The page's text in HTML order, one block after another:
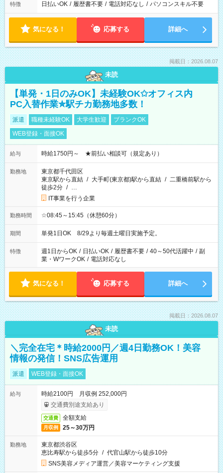
特徴 日払いOK / 履歴書不要 / 電話対応なし / パソコンスキル不要
気になる！ 応募する 詳細へ
掲載日：2026.08.07
未読
【単発・1日のみOK】未経験OK✩オフィス内
PC入替作業✮駅チカ勤務地多数！
派遣 職種未経験OK 大学生歓迎
ブランクOK
WEB登録・面接OK
給与 時給1750円～ ★前払い相談可（規定あり）
勤務地
東京都千代田区
東京駅から直結 / 大手町(東京都)駅から直結 / 二重橋前駅から
徒歩2分 / …
IT事業を行う企業
勤務時間 ☆08:45～15:45（休憩60分）
期間 単発1日OK 8/29より毎週土曜日実施予定。
特徴 週1日からOK / 日払いOK / 履歴書不要 / 40～50代活躍中 / 副
業・WワークOK / 電話対応なし
気になる！ 応募する 詳細へ
掲載日：2026.08.07
未読
＼完全在宅＊時給2000円／週4日勤務OK！美容
情報の発信！SNS広告運用
派遣 WEB登録・面接OK
給与
時給2100円 月収例 252,000円
交通費別途支給あり
交通費 全額支給
月収例 25～30万円
勤務地
東京都渋谷区
恵比寿駅から徒歩5分 / 代官山駅から徒歩10分
SNS美容メディア運営／美容マーケティング支援